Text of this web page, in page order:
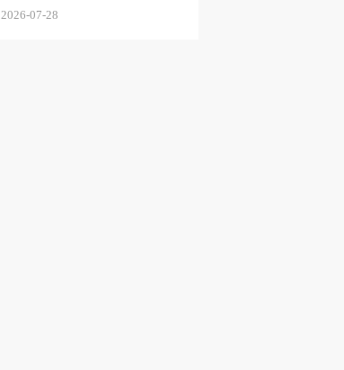
唱会·上海站嘉宾揭晓&观演须
2026-07-28